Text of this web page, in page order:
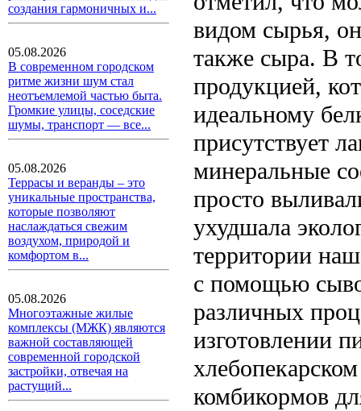
создания гармоничных и...
05.08.2026
В современном городском
ритме жизни шум стал
неотъемлемой частью быта.
Громкие улицы, соседские
шумы, транспорт — все...
05.08.2026
Террасы и веранды – это
уникальные пространства,
которые позволяют
наслаждаться свежим
воздухом, природой и
комфортом в...
05.08.2026
Многоэтажные жилые
комплексы (МЖК) являются
важной составляющей
современной городской
застройки, отвечая на
растущий...
видом сырья,
также сыра. В
продукцией,
идеальному
присутствует
минеральные
просто
ухудшала
территории
с помощью
различных
изготовлении
комбикормов